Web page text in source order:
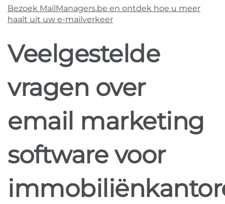
Bezoek MailManagers.be en ontdek hoe u meer
haalt uit uw e-mailverkeer
Veelgestelde
vragen over
email marketing
software voor